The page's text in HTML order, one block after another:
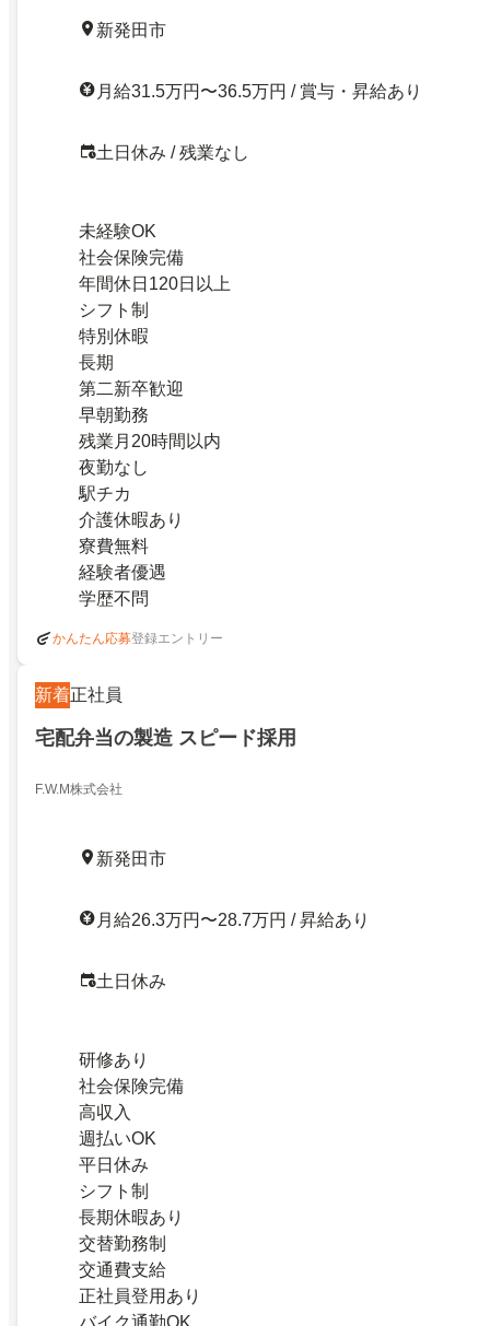
新発田市
月給31.5万円〜36.5万円 / 賞与・昇給あり
土日休み / 残業なし
未経験OK
社会保険完備
年間休日120日以上
シフト制
特別休暇
長期
第二新卒歓迎
早朝勤務
残業月20時間以内
夜勤なし
駅チカ
介護休暇あり
寮費無料
経験者優遇
学歴不問
かんたん応募登録エントリー
新着正社員
宅配弁当の製造 スピード採用
F.W.M株式会社
新発田市
月給26.3万円〜28.7万円 / 昇給あり
土日休み
研修あり
社会保険完備
高収入
週払いOK
平日休み
シフト制
長期休暇あり
交替勤務制
交通費支給
正社員登用あり
バイク通勤OK